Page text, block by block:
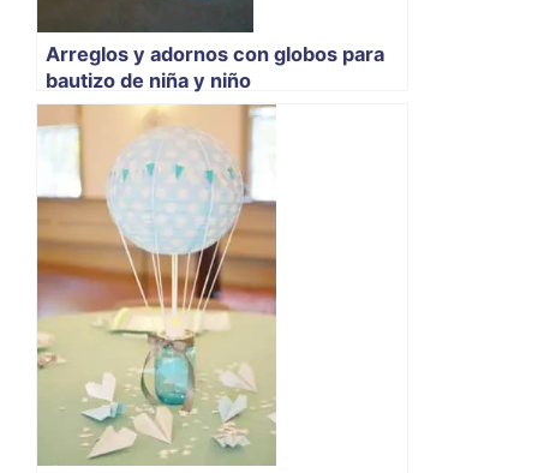
Arreglos y adornos con globos para
bautizo de niña y niño